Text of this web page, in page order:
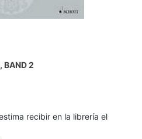
BAND 2
recibir en la librería el